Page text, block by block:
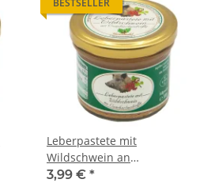
Leberpastete mit
Wildschwein an
Cumberlandsoße
3,99 € *